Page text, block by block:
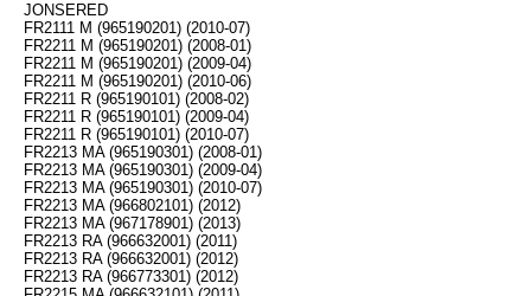
JONSERED
FR2111 M (965190201) (2010-07)
FR2211 M (965190201) (2008-01)
FR2211 M (965190201) (2009-04)
FR2211 M (965190201) (2010-06)
FR2211 R (965190101) (2008-02)
FR2211 R (965190101) (2009-04)
FR2211 R (965190101) (2010-07)
FR2213 MA (965190301) (2008-01)
FR2213 MA (965190301) (2009-04)
FR2213 MA (965190301) (2010-07)
FR2213 MA (966802101) (2012)
FR2213 MA (967178901) (2013)
FR2213 RA (966632001) (2011)
FR2213 RA (966632001) (2012)
FR2213 RA (966773301) (2012)